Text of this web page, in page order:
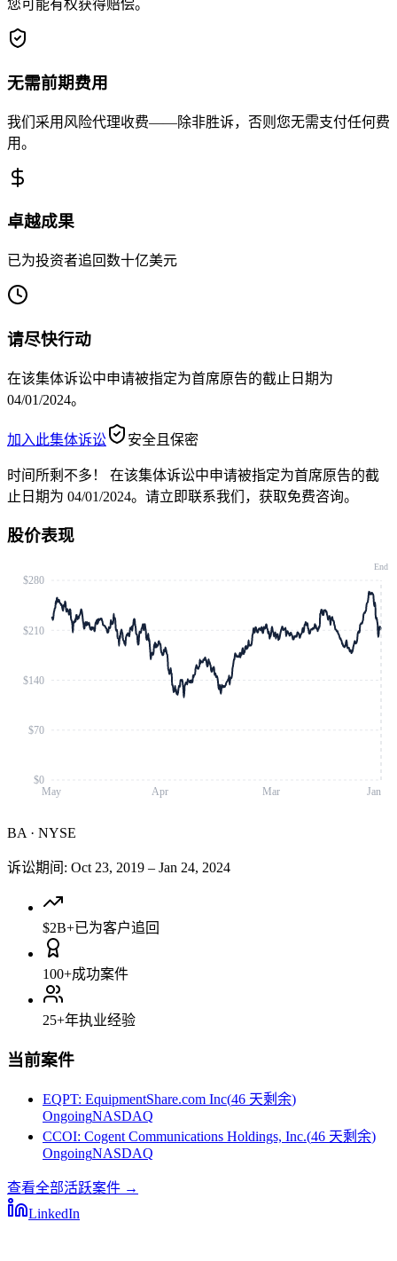
您可能有权获得赔偿。
无需前期费用
我们采用风险代理收费——除非胜诉，否则您无需支付任何费
用。
卓越成果
已为投资者追回数十亿美元
请尽快行动
在该集体诉讼中申请被指定为首席原告的截止日期为
04/01/2024。
加入此集体诉讼 安全且保密
时间所剩不多！
在该集体诉讼中申请被指定为首席原告的截
止日期为 04/01/2024。请立即联系我们，获取免费咨询。
股价表现
May Apr Mar Jan
$0
$70
$140
$210
$280
End
BA · NYSE
诉讼期间 : Oct 23, 2019 – Jan 24, 2024
$2B+已为客户追回
100+成功案件
25+年执业经验
当前案件
EQPT: EquipmentShare.com Inc(46 天剩余)
OngoingNASDAQ
CCOI: Cogent Communications Holdings, Inc.(46 天剩余)
OngoingNASDAQ
查看全部活跃案件 →
LinkedIn